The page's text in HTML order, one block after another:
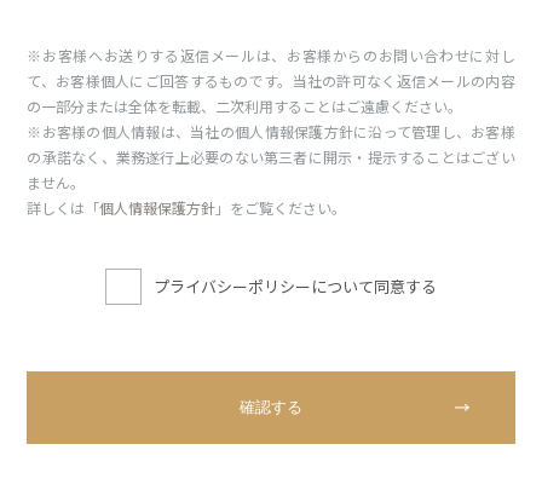
※お客様へお送りする返信メールは、お客様からのお問い合わせに対し
て、お客様個人にご回答するものです。当社の許可なく返信メールの内容
の一部分または全体を転載、二次利用することはご遠慮ください。
※お客様の個人情報は、当社の個人情報保護方針に沿って管理し、お客様
の承諾なく、業務遂行上必要のない第三者に開示・提示することはござい
ません。
詳しくは「個人情報保護方針」をご覧ください。
プライバシーポリシーについて同意する